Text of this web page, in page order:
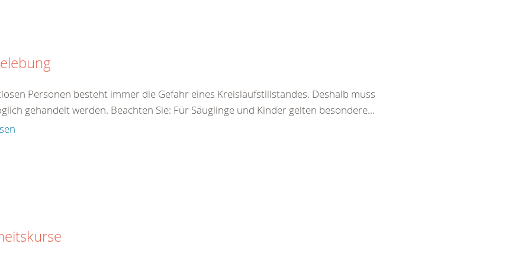
Personen besteht immer die Gefahr eines Kreislaufstillstandes. Deshalb muss
gehandelt werden. Beachten Sie: Für Säuglinge und Kinder gelten besondere...